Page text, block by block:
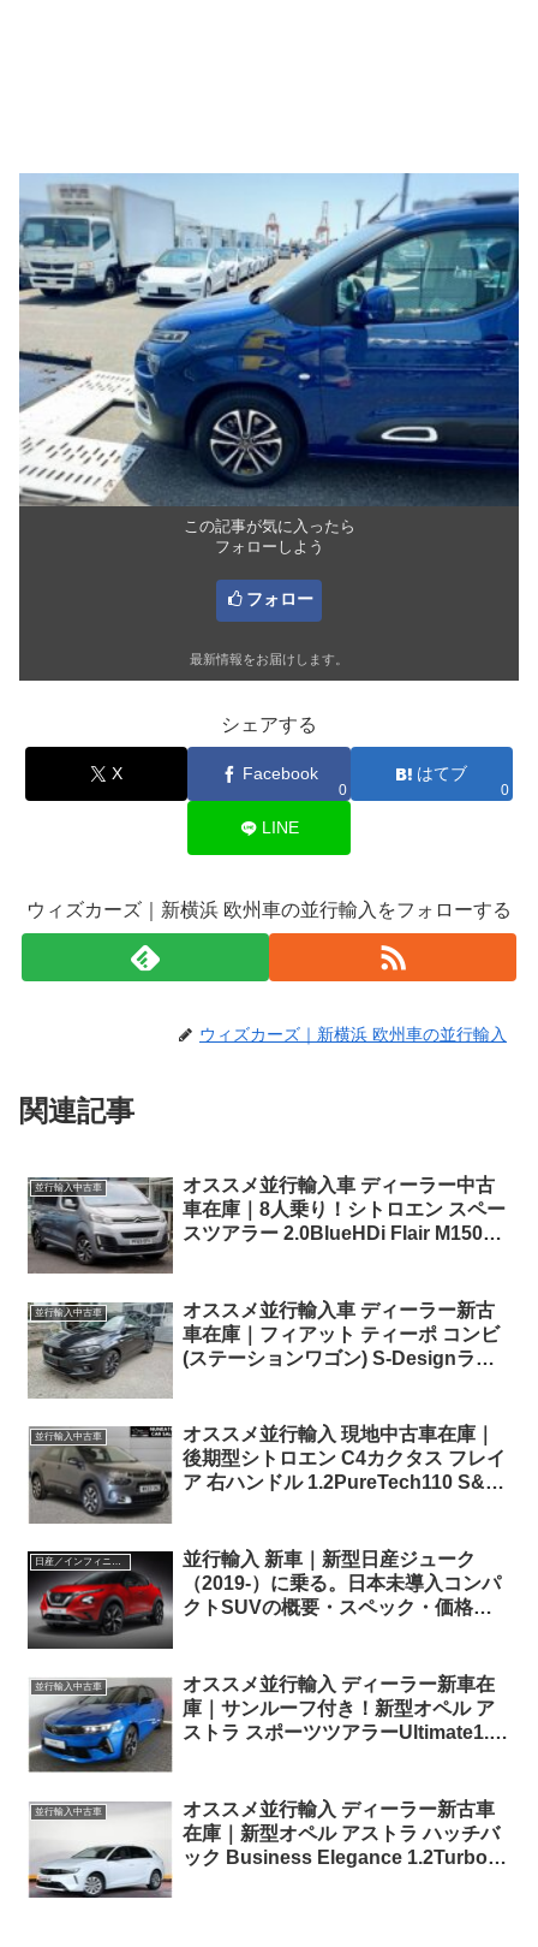
この記事が気に入ったら
フォローしよう
フォロー
最新情報をお届けします。
シェアする
X Facebook
0
はてブ
0
LINE
ウィズカーズ｜新横浜 欧州車の並行輸入をフォローする
ウィズカーズ｜新横浜 欧州車の並行輸入
関連記事
並行輸入中古車
オススメ並行輸入車 ディーラー中古
車在庫｜8人乗り！シトロエン スペー
スツアラー 2.0BlueHDi Flair M150PS
並行輸入中古車
オススメ並行輸入車 ディーラー新古
車在庫｜フィアット ティーポ コンビ
(ステーションワゴン) S-Designラウ
並行輸入中古車
オススメ並行輸入 現地中古車在庫｜
後期型シトロエン C4カクタス フレイ
ア 右ハンドル 1.2PureTech110 S&S
日産／インフィニティ
並行輸入 新車｜新型日産ジューク
（2019-）に乗る。日本未導入コンパ
クトSUVの概要・スペック・価格の
並行輸入中古車
オススメ並行輸入 ディーラー新車在
庫｜サンルーフ付き！新型オペル ア
ストラ スポーツツアラーUltimate1.2
並行輸入中古車
オススメ並行輸入 ディーラー新古車
在庫｜新型オペル アストラ ハッチバ
ック Business Elegance 1.2Turbo